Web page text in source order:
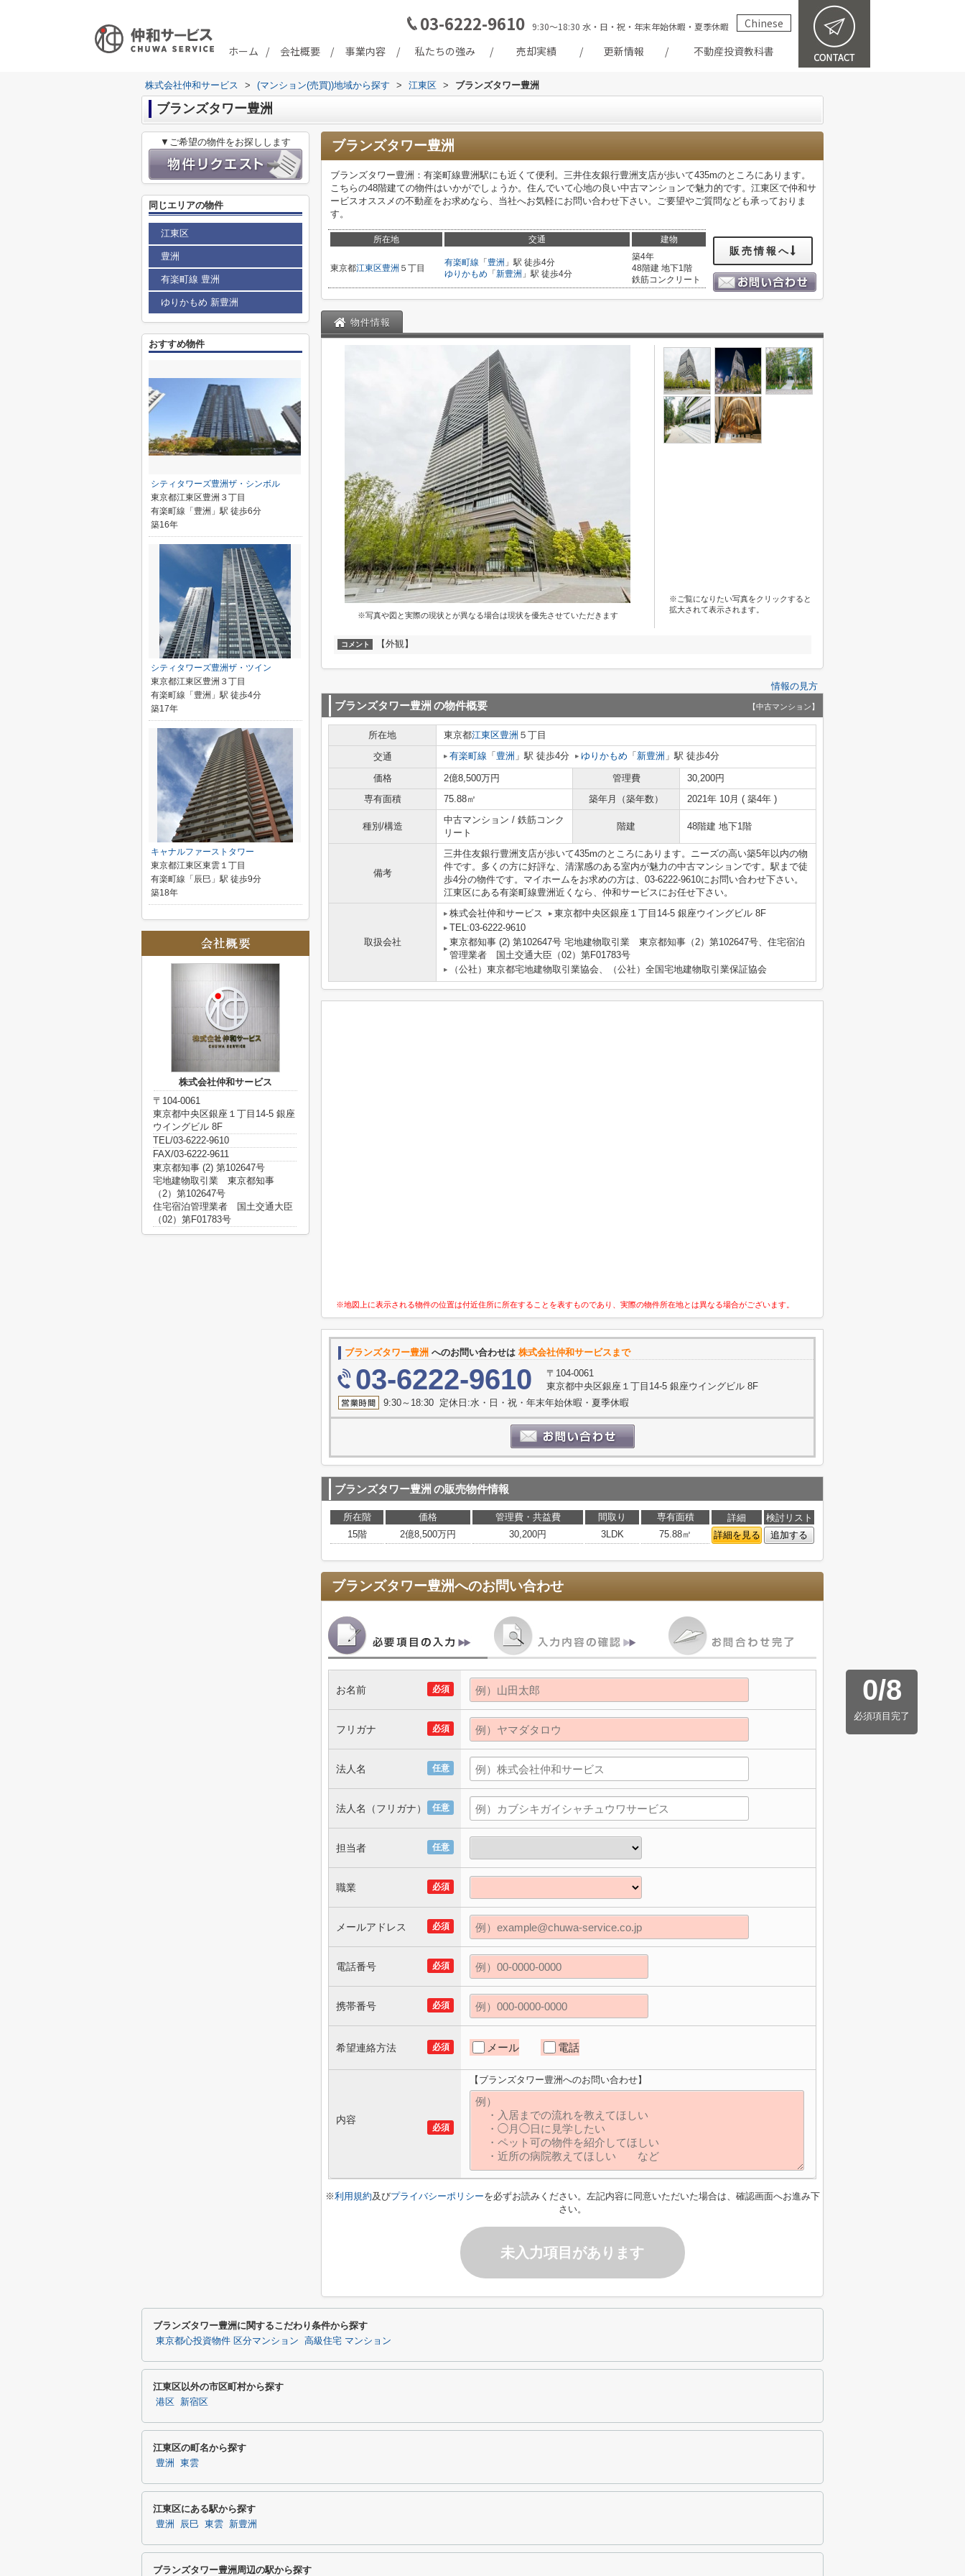
03-6222-9610 9:30～18:30 水・日・祝・年末年始休暇・夏季休暇
Chinese
ホーム
会社概要 事業内容 私たちの強み 売却実績 更新情報 不動産投資教科書
株式会社仲和サービス > (マンション(売買))地域から探す > 江東区 > ブランズタワー豊洲
ブランズタワー豊洲
ブランズタワー豊洲
ブランズタワー豊洲：有楽町線豊洲駅にも近くて便利。三井住友銀行豊洲支店が歩いて435mのところにあります。
こちらの48階建ての物件はいかがでしょうか。住んでいて心地の良い中古マンションで魅力的です。江東区で仲和サ
ービスオススメの不動産をお求めなら、当社へお気軽にお問い合わせ下さい。ご要望やご質問なども承っておりま
す。
所在地 交通 建物
東京都江東区豊洲 ５丁目
有楽町線 「 豊洲 」駅 徒歩4分
ゆりかもめ 「 新豊洲 」駅 徒歩4分
築4年
48階建 地下1階
鉄筋コンクリート
販売情報へ
物件情報
※写真や図と実際の現状とが異なる場合は現状を優先させていただきます
※ご覧になりたい写真をクリックすると
拡大されて表示されます。
コメント 【外観】
情報の見方
ブランズタワー豊洲 の物件概要 【中古マンション】
所在地 東京都江東区豊洲 ５丁目
交通
有楽町線 「 豊洲 」駅 徒歩4分 ゆりかもめ 「 新豊洲 」駅 徒歩4分
価格 2億8,500万円 管理費
30,200円
専有面積
75.88㎡ 築年月（築年数） 2021年 10月 ( 築4年 )
種別/構造
中古マンション / 鉄筋コンク
リート
階建 48階建 地下1階
備考
三井住友銀行豊洲支店が歩いて435mのところにあります。ニーズの高い築5年以内の物
件です。多くの方に好評な、清潔感のある室内が魅力の中古マンションです。駅まで徒
歩4分の物件です。マイホームをお求めの方は、03-6222-9610にお問い合わせ下さい。
江東区にある有楽町線豊洲近くなら、仲和サービスにお任せ下さい。
取扱会社
株式会社仲和サービス
東京都中央区銀座１丁目14-5 銀座ウイングビル 8F
TEL:03-6222-9610
東京都知事 (2) 第102647号 宅地建物取引業 東京都知事（2）第102647号、住宅宿泊
管理業者 国土交通大臣（02）第F01783号
（公社）東京都宅地建物取引業協会、（公社）全国宅地建物取引業保証協会
※地図上に表示される物件の位置は付近住所に所在することを表すものであり、実際の物件所在地とは異なる場合がございます。
ブランズタワー豊洲 へのお問い合わせは 株式会社仲和サービスまで
03-6222-9610
〒104-0061
東京都中央区銀座１丁目14-5 銀座ウイングビル 8F
9:30～18:30 定休日:水・日・祝・年末年始休暇・夏季休暇
ブランズタワー豊洲 の販売物件情報
所在階 価格 管理費・共益費 間取り 専有面積 詳細
検討リスト
15階
2億8,500万円 30,200円 3LDK 75.88㎡ 詳細を見る 追加する
ブランズタワー豊洲へのお問い合わせ
0/8
必須項目完了
必須
お名前
必須
フリガナ
任意
法人名
任意
法人名（フリガナ）
任意
担当者
必須
職業
必須
メールアドレス
必須
電話番号
必須
携帯番号
必須
希望連絡方法 メール 電話
必須
内容
【ブランズタワー豊洲へのお問い合わせ】
※利用規約及びプライバシーポリシーを必ずお読みください。左記内容に同意いただいた場合は、確認画面へお進み下
さい。
未入力項目があります
▼ご希望の物件をお探しします
同じエリアの物件
江東区
豊洲
有楽町線 豊洲
ゆりかもめ 新豊洲
おすすめ物件
シティタワーズ豊洲ザ・シンボル
東京都江東区豊洲３丁目
有楽町線「豊洲」駅 徒歩6分
築16年
シティタワーズ豊洲ザ・ツイン
東京都江東区豊洲３丁目
有楽町線「豊洲」駅 徒歩4分
築17年
キャナルファーストタワー
東京都江東区東雲１丁目
有楽町線「辰巳」駅 徒歩9分
築18年
株式会社仲和サービス
〒104-0061
東京都中央区銀座１丁目14-5 銀座
ウイングビル 8F
TEL/03-6222-9610
FAX/03-6222-9611
東京都知事 (2) 第102647号
宅地建物取引業 東京都知事
（2）第102647号
住宅宿泊管理業者 国土交通大臣
（02）第F01783号
ブランズタワー豊洲に関するこだわり条件から探す
東京都心投資物件 区分マンション 高級住宅 マンション
江東区以外の市区町村から探す
港区 新宿区
江東区の町名から探す
豊洲 東雲
江東区にある駅から探す
豊洲 辰巳 東雲 新豊洲
ブランズタワー豊洲周辺の駅から探す